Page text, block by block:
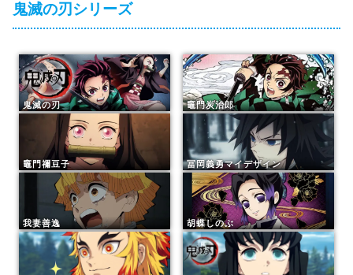
鬼滅の刃シリーズ
鬼滅の刃 竈門炭治郎
竈門禰豆子 冨岡義勇マイデザイン
我妻善逸 胡蝶しのぶ